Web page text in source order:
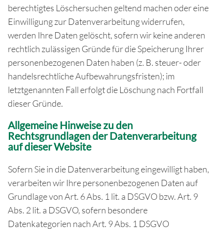
berechtigtes Löschersuchen geltend machen oder eine
Einwilligung zur Datenverarbeitung widerrufen,
werden Ihre Daten gelöscht, sofern wir keine anderen
rechtlich zulässigen Gründe für die Speicherung Ihrer
personenbezogenen Daten haben (z. B. steuer- oder
handelsrechtliche Aufbewahrungsfristen); im
letztgenannten Fall erfolgt die Löschung nach Fortfall
dieser Gründe.
Allgemeine Hinweise zu den
Rechtsgrundlagen der Datenverarbeitung
auf dieser Website
Sofern Sie in die Datenverarbeitung eingewilligt haben,
verarbeiten wir Ihre personenbezogenen Daten auf
Grundlage von Art. 6 Abs. 1 lit. a DSGVO bzw. Art. 9
Abs. 2 lit. a DSGVO, sofern besondere
Datenkategorien nach Art. 9 Abs. 1 DSGVO